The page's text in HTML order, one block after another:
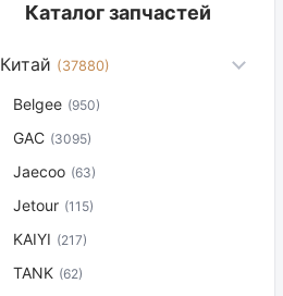
Каталог запчастей
Китай (37880)
Belgee (950)
GAC (3095)
Jaecoo (63)
Jetour (115)
KAIYI (217)
TANK (62)